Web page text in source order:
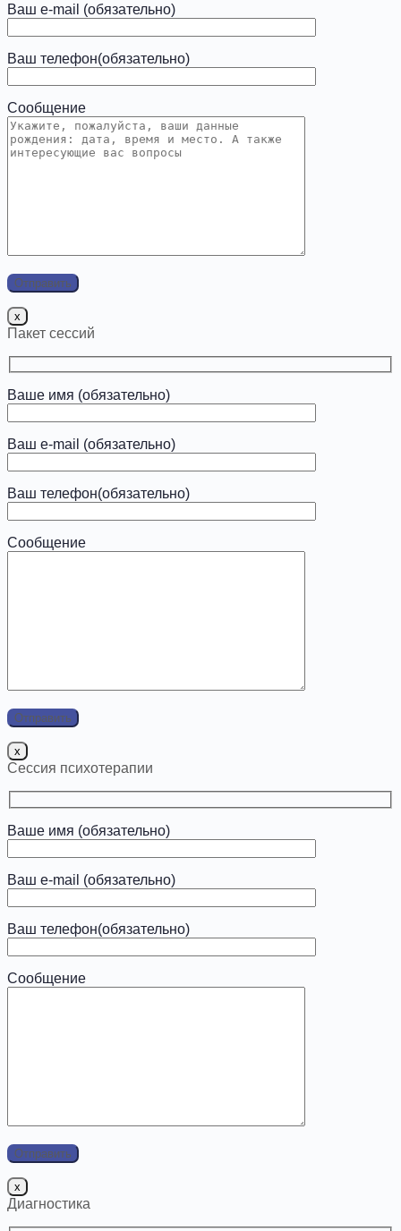
Ваш e-mail (обязательно)
Ваш телефон(обязательно)
Сообщение
x
Пакет сессий
Ваше имя (обязательно)
Ваш e-mail (обязательно)
Ваш телефон(обязательно)
Сообщение
x
Сессия психотерапии
Ваше имя (обязательно)
Ваш e-mail (обязательно)
Ваш телефон(обязательно)
Сообщение
x
Диагностика